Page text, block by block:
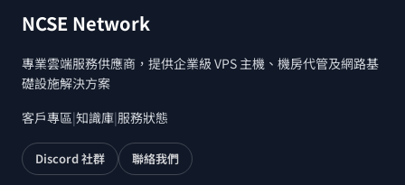
NCSE Network
專業雲端服務供應商，提供企業級 VPS 主機、機房代管及網路基
礎設施解決方案
客戶專區|知識庫|服務狀態
Discord 社群 聯絡我們